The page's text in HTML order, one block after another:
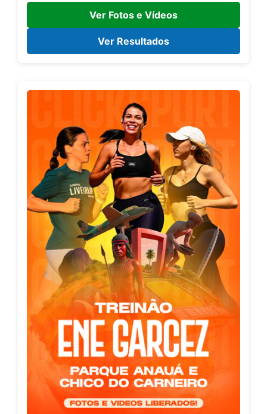
Ver Fotos e Vídeos
Ver Resultados